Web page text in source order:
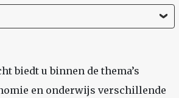
biedt u binnen de thema’s
en onderwijs verschillende